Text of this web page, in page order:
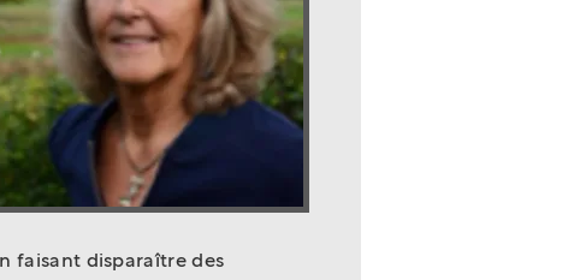
faisant disparaître des